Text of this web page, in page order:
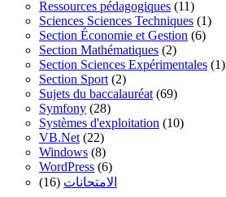
Ressources pédagogiques (11)
Sciences Sciences Techniques (1)
Section Économie et Gestion (6)
Section Mathématiques (2)
Section Sciences Expérimentales (1)
Section Sport (2)
Sujets du baccalauréat (69)
Symfony (28)
Systèmes d'exploitation (10)
VB.Net (22)
Windows (8)
WordPress (6)
الامتحانات (16)